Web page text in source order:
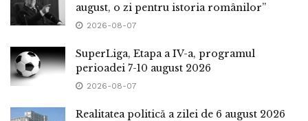
august, o zi pentru istoria românilor”
2026-08-07
SuperLiga, Etapa a IV-a, programul
perioadei 7-10 august 2026
2026-08-07
Realitatea politică a zilei de 6 august 2026